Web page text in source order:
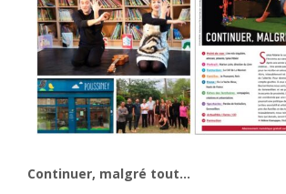
Continuer, malgré tout…